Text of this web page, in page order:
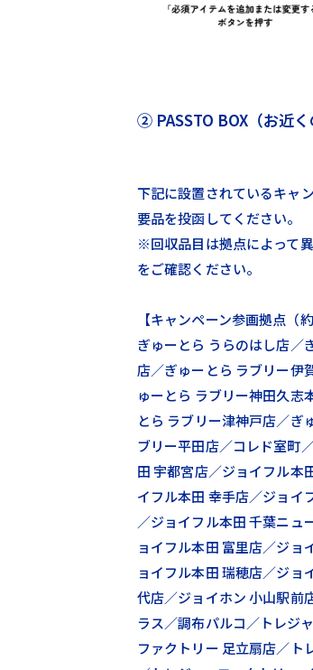
② PASSTO BOX（お近く
下記に設置されているキャ
要品を投函してください。
※回収品目は拠点によって
をご確認ください。
【キャンペーン参画拠点（
ぎゅーとら うらのはし店／
店／ぎゅーとら ラブリー伊
ゅーとら ラブリー神田久志
とら ラブリー津神戸店／ぎ
ブリー平田店／コレド室町
田 宇都宮店／ジョイフル本
イフル本田 幸手店／ジョイ
／ジョイフル本田 千葉ニュ
ョイフル本田 富里店／ジョ
ョイフル本田 瑞穂店／ジョ
代店／ジョイホン 小山駅前
ラス／調布パルコ／トレジ
ファクトリー 足立扇店／ト